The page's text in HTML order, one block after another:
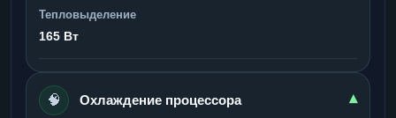
Тепловыделение
165 Вт
🧠 Охлаждение процессора ▾